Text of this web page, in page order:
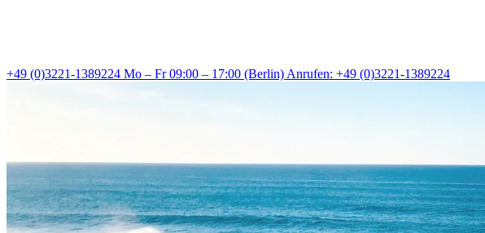
+49 (0)3221-1389224 Mo – Fr 09:00 – 17:00 (Berlin) Anrufen: +49 (0)3221-1389224